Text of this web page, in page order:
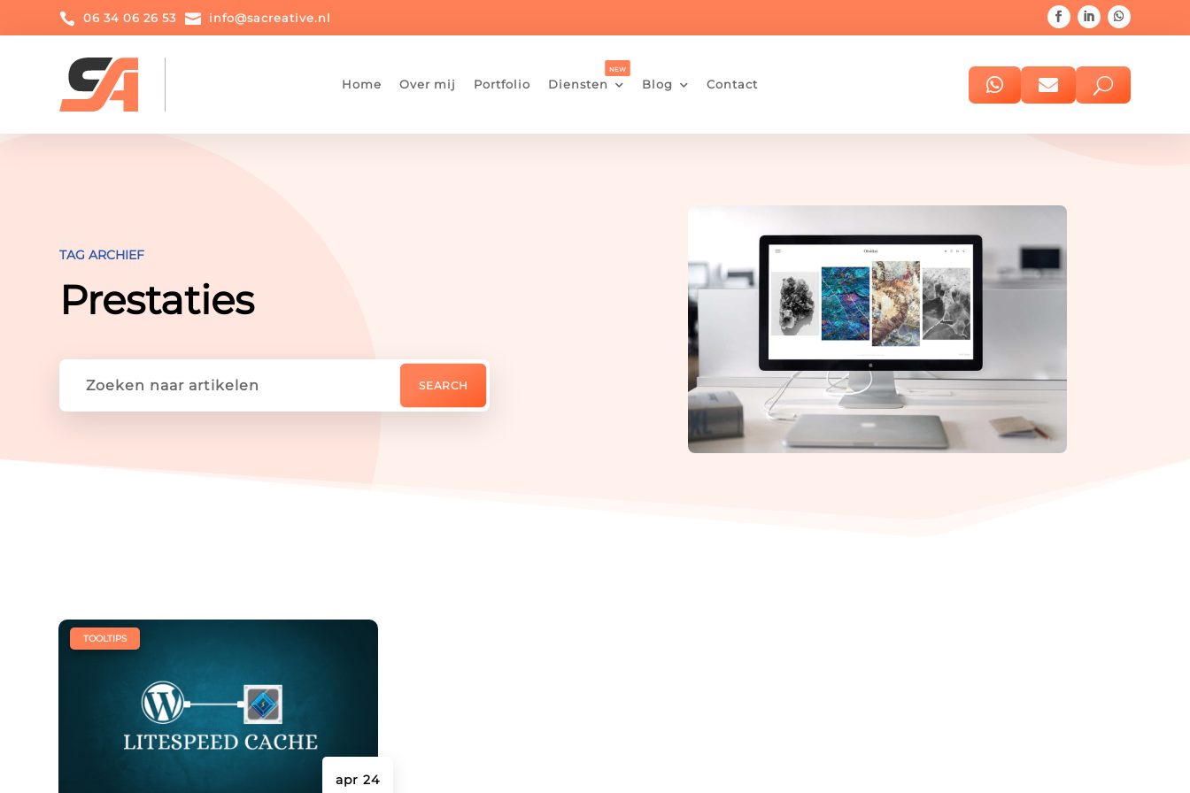
 06 34 06 26 53  info@sacreative.nl
Home Over mij Portfolio 
Diensten 
Blog Contact   U
TAG ARCHIEF
Prestaties
apr 24
TOOLTIPS